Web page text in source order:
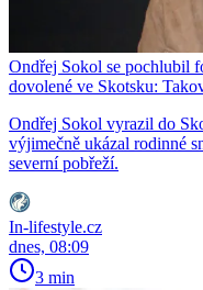
Ondřej Sokol se pochlubil
dovolené ve Skotsku:
Ondřej Sokol vyrazil do
výjimečně ukázal rodinné
severní pobřeží.
In-lifestyle.cz
dnes, 08:09
3 min